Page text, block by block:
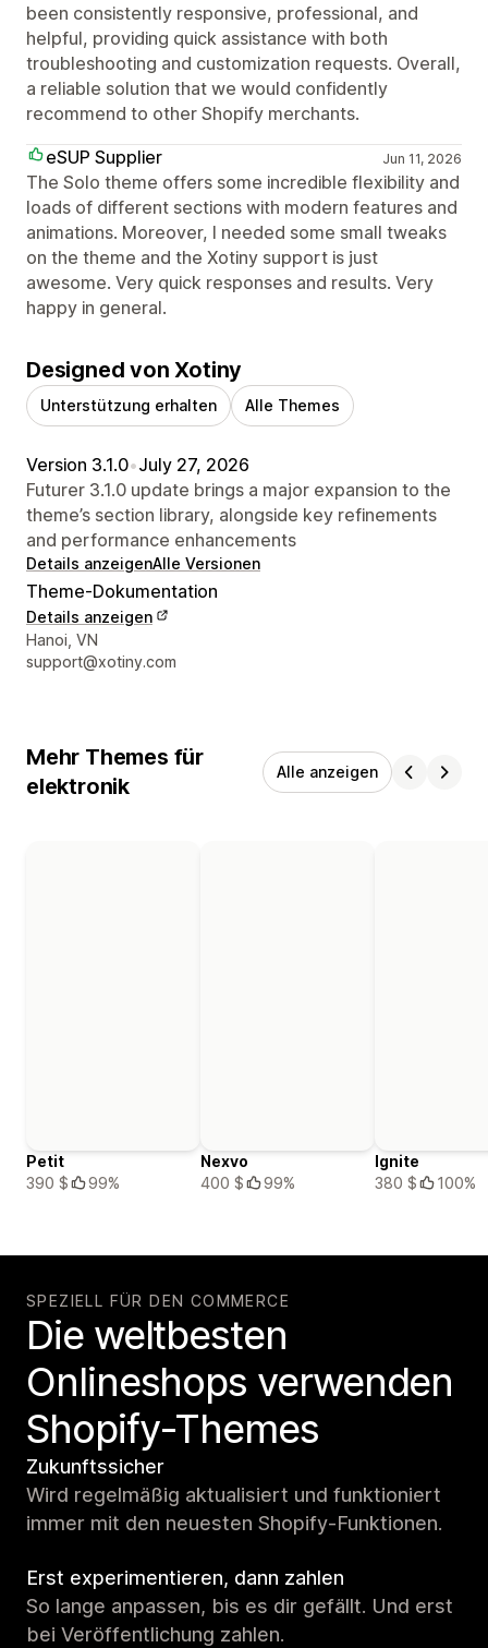
been consistently responsive, professional, and
helpful, providing quick assistance with both
troubleshooting and customization requests. Overall,
a reliable solution that we would confidently
recommend to other Shopify merchants.
eSUP Supplier
Jun 11, 2026
The Solo theme offers some incredible flexibility and
loads of different sections with modern features and
animations. Moreover, I needed some small tweaks
on the theme and the Xotiny support is just
awesome. Very quick responses and results. Very
happy in general.
Designed von Xotiny
Unterstützung erhalten Alle Themes
Version 3.1.0•July 27, 2026
Futurer 3.1.0 update brings a major expansion to the
theme’s section library, alongside key refinements
and performance enhancements
Details anzeigenAlle Versionen
Theme-Dokumentation
Details anzeigen
Designer-Kontaktdaten
Hanoi, VN
support@xotiny.com
Mehr Themes für
elektronik
Alle anzeigen
Petit
390 $
99%
Nexvo
400 $
99%
Ignite
380 $
100%
SPEZIELL FÜR DEN COMMERCE
Die weltbesten
Onlineshops verwenden
Shopify-Themes
Zukunftssicher
Wird regelmäßig aktualisiert und funktioniert
immer mit den neuesten Shopify-Funktionen.
Erst experimentieren, dann zahlen
So lange anpassen, bis es dir gefällt. Und erst
bei Veröffentlichung zahlen.